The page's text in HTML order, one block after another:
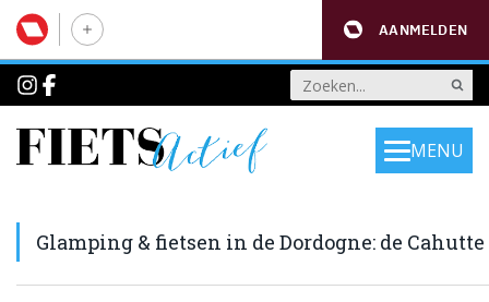
AANMELDEN
MENU
Glamping & fietsen in de Dordogne: de Cahutte